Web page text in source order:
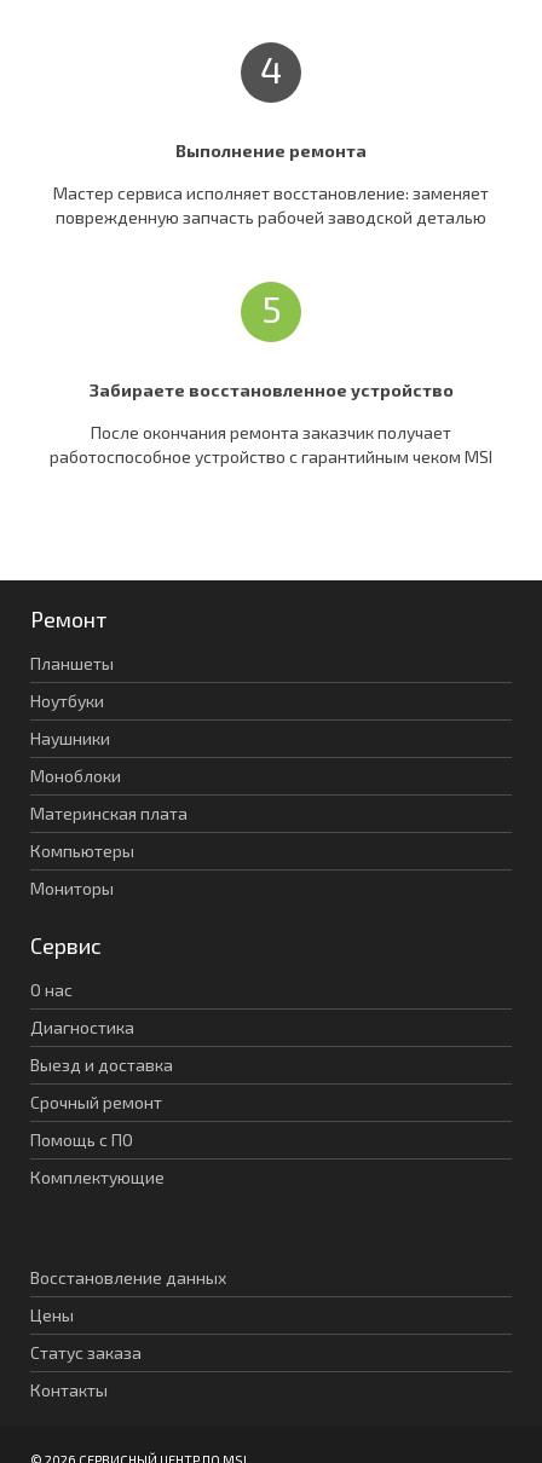
4
Выполнение ремонта
Мастер сервиса исполняет восстановление: заменяет
поврежденную запчасть рабочей заводской деталью
5
Забираете восстановленное устройство
После окончания ремонта заказчик получает
работоспособное устройство c гарантийным чеком MSI
Ремонт
Планшеты
Ноутбуки
Наушники
Моноблоки
Материнская плата
Компьютеры
Мониторы
Сервис
О нас
Диагностика
Выезд и доставка
Срочный ремонт
Помощь с ПО
Комплектующие
Восстановление данных
Цены
Статус заказа
Контакты